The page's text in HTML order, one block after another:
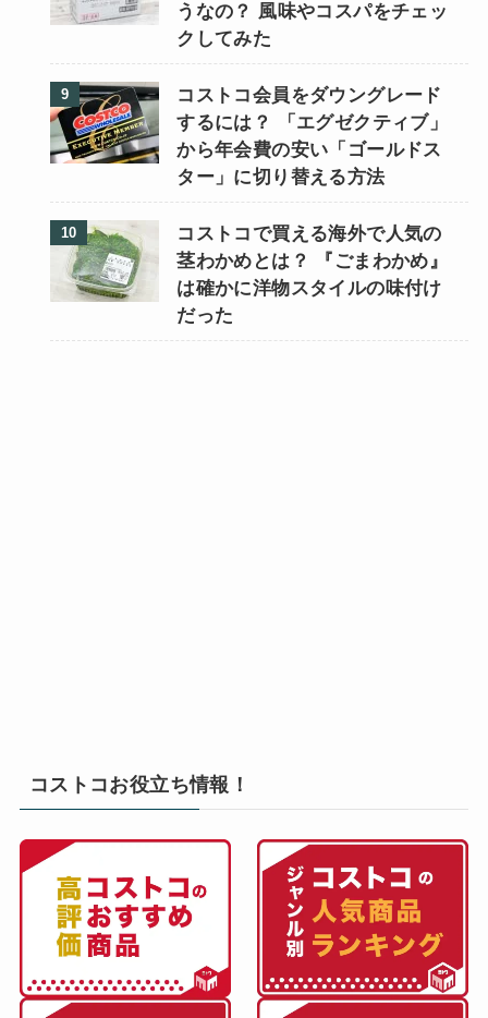
うなの？ 風味やコスパをチェッ
クしてみた
コストコ会員をダウングレード
するには？ 「エグゼクティブ」
から年会費の安い「ゴールドス
ター」に切り替える方法
コストコで買える海外で人気の
茎わかめとは？ 『ごまわかめ』
は確かに洋物スタイルの味付け
だった
コストコお役立ち情報！